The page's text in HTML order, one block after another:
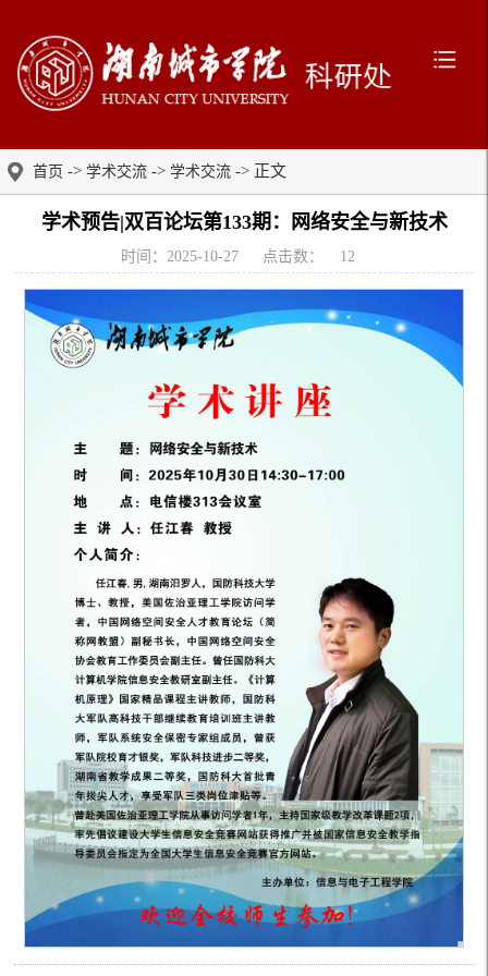
首页 -> 学术交流 -> 学术交流 -> 正文
学术预告|双百论坛第133期：网络安全与新技术
时间：2025-10-27 点击数： 12